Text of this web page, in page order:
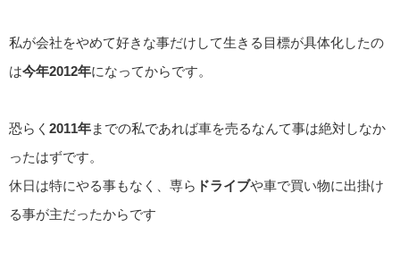
私が会社をやめて好きな事だけして生きる目標が具体化したの
は今年2012年になってからです。
恐らく 2011年までの私であれば車を売るなんて事は絶対しなか
ったはずです。
休日は特にやる事もなく、専ら ドライブや車で買い物に出掛け
る事が主だったからです